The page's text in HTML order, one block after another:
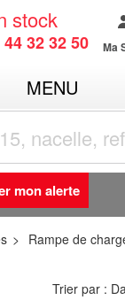
stock
32 32 50 Ma
MENU
mon alerte
Rampe de
Trier par :